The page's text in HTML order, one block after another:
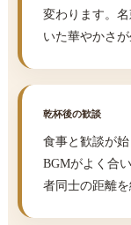
変わります。
いた華やかさが
乾杯後の歓談
食事と歓談が
BGMがよく合
者同士の距離を